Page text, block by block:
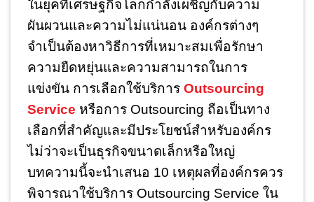
ในยุคที่เศรษฐกิจโลกกำลังเผชิญกับความ
ผันผวนและความไม่แน่นอน องค์กรต่างๆ
จำเป็นต้องหาวิธีการที่เหมาะสมเพื่อรักษา
ความยืดหยุ่นและความสามารถในการ
แข่งขัน การเลือกใช้บริการ Outsourcing
Service หรือการ Outsourcing ถือเป็นทาง
เลือกที่สำคัญและมีประโยชน์สำหรับองค์กร
ไม่ว่าจะเป็นธุรกิจขนาดเล็กหรือใหญ่
บทความนี้จะนำเสนอ 10 เหตุผลที่องค์กรควร
พิจารณาใช้บริการ Outsourcing Service ใน